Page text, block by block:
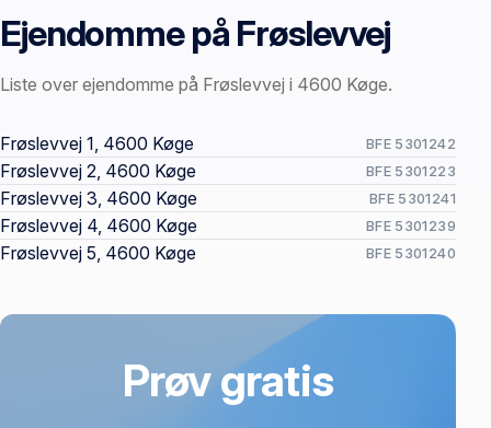
Ejendomme på Frøslevvej
Liste over ejendomme på Frøslevvej i 4600 Køge.
Offentlige ejendomssider
Frøslevvej 1, 4600 Køge BFE 5301242
Frøslevvej 2, 4600 Køge BFE 5301223
Frøslevvej 3, 4600 Køge BFE 5301241
Frøslevvej 4, 4600 Køge BFE 5301239
Frøslevvej 5, 4600 Køge BFE 5301240
Prøv gratis